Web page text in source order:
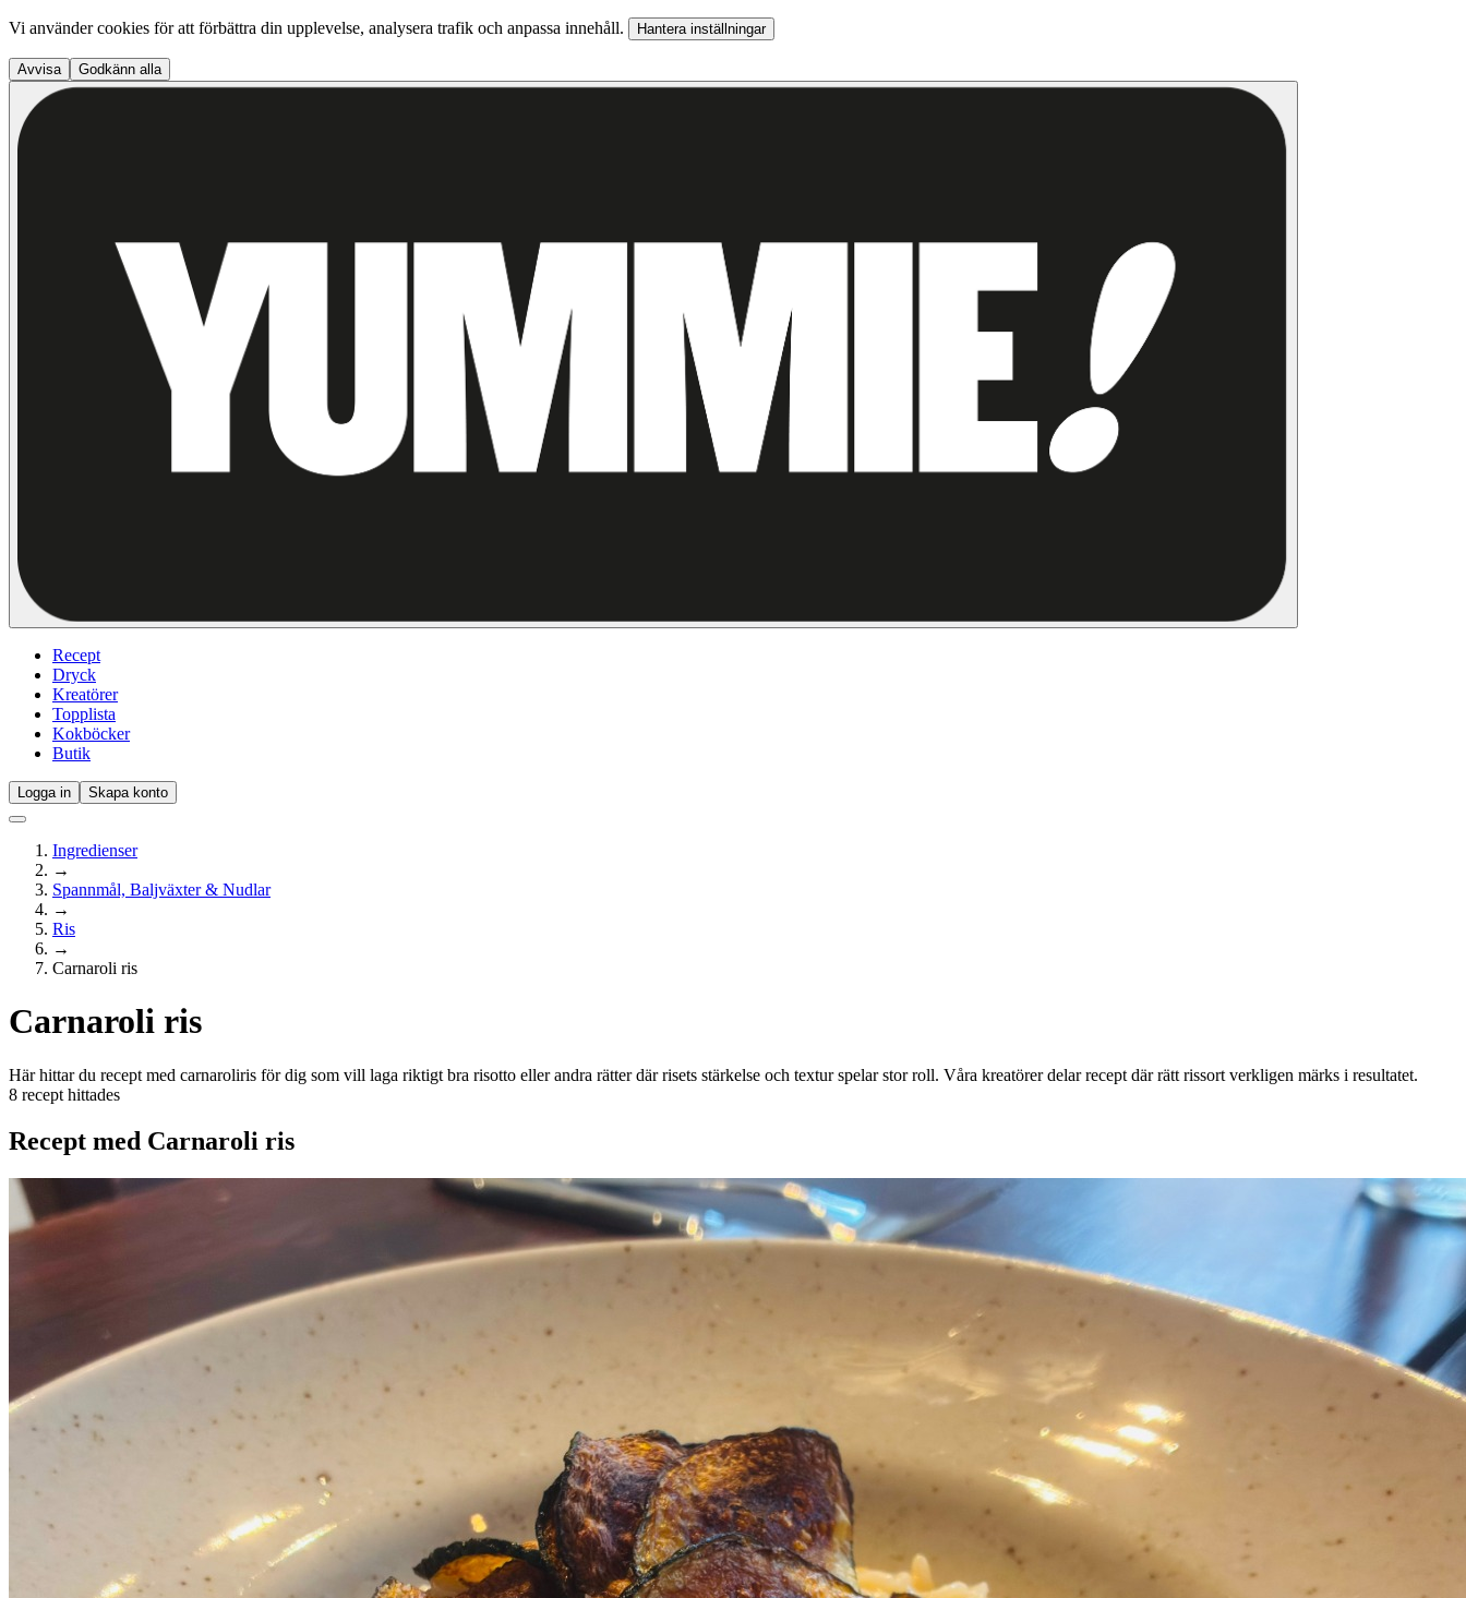
Vi använder cookies för att förbättra din upplevelse, analysera trafik och anpassa innehåll. Hantera inställningar
Avvisa Godkänn alla
Recept
Dryck
Kreatörer
Topplista
Kokböcker
Butik
Logga in Skapa konto
Ingredienser
→
Spannmål, Baljväxter & Nudlar
→
Ris
→
Carnaroli ris
Carnaroli ris
Här hittar du recept med carnaroliris för dig som vill laga riktigt bra risotto eller andra rätter där risets stärkelse och textur spelar stor roll. Våra kreatörer delar recept där rätt rissort verkligen märks i resultatet.
8 recept hittades
Recept med Carnaroli ris